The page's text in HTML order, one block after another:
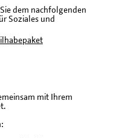
dem nachfolgenden
Soziales und
mit Ihrem